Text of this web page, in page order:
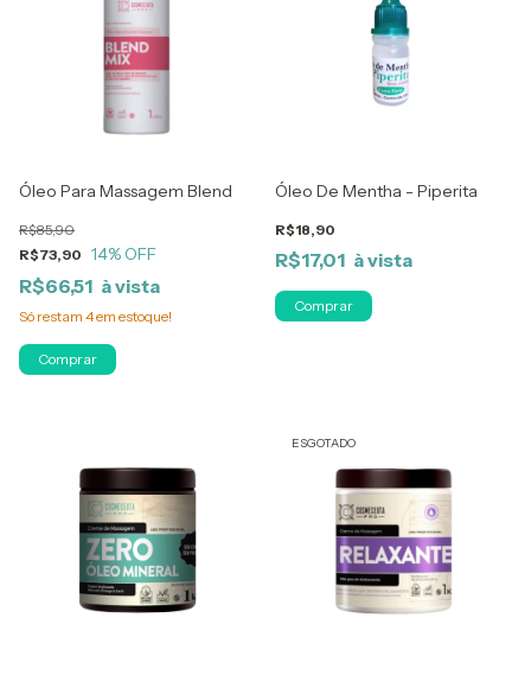
Óleo Para Massagem Blend Mix / Neutro
R$73,90
R$85,90
14% OFF
R$66,51
Só restam 4em estoque!
Comprar
Óleo De Mentha - Piperita
R$18,90
R$17,01
ESGOTADO